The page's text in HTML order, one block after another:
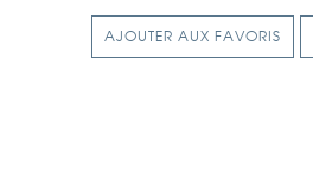
AJOUTER AUX FAVORIS